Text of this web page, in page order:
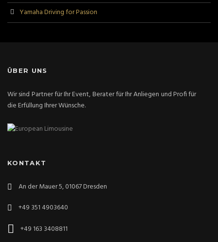
Yamaha Driving for Passion
ÜBER UNS
Wir sind Partner für Ihr Event, Berater für Ihr Anliegen und Profi für
die Erfüllung Ihrer Wünsche.
KONTAKT
An der Mauer 5, 01067 Dresden
+49 351 4903640
+49 163 3408811